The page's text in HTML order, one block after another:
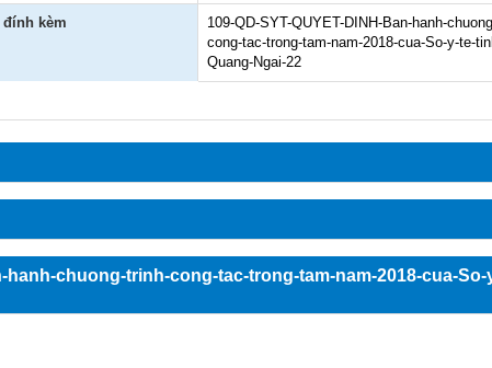
khác
biểuTài liệu nội bộ
đính kèm
109-QD-SYT-QUYET-DINH-Ban-hanh-
cong-tac-trong-tam-nam-2018-cua-So-y-te-
Quang-Ngai-22
hanh-chuong-trinh-cong-tac-trong-tam-nam-2018-cua-So-